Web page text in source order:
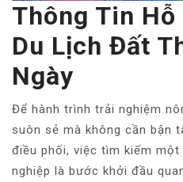
Thông Tin
Du Lịch Đất
Ngày
Để hành trình trải nghiệm
suôn sẻ mà không cần bận
điều phối, việc tìm kiếm
nghiệp là bước khởi đầu